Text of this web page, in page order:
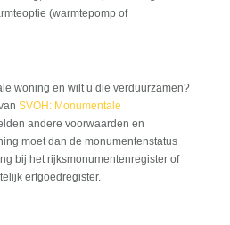
(warmtepomp of
woning en wilt u die verduurzamen?
SVOH: Monumentale
andere voorwaarden en
moet dan de monumentenstatus
bij het rijksmonumentenregister of
erfgoedregister.